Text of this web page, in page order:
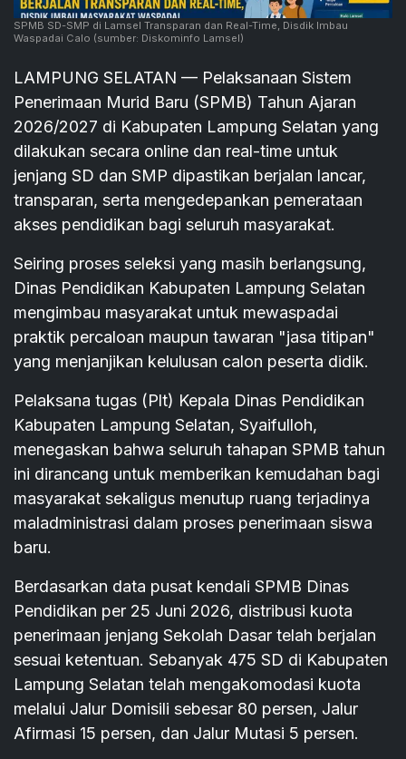
SPMB SD-SMP di Lamsel Transparan dan Real-Time, Disdik Imbau
Waspadai Calo (sumber: Diskominfo Lamsel)
LAMPUNG SELATAN — Pelaksanaan Sistem
Penerimaan Murid Baru (SPMB) Tahun Ajaran
2026/2027 di Kabupaten Lampung Selatan yang
dilakukan secara online dan real-time untuk
jenjang SD dan SMP dipastikan berjalan lancar,
transparan, serta mengedepankan pemerataan
akses pendidikan bagi seluruh masyarakat.
Seiring proses seleksi yang masih berlangsung,
Dinas Pendidikan Kabupaten Lampung Selatan
mengimbau masyarakat untuk mewaspadai
praktik percaloan maupun tawaran "jasa titipan"
yang menjanjikan kelulusan calon peserta didik.
Pelaksana tugas (Plt) Kepala Dinas Pendidikan
Kabupaten Lampung Selatan, Syaifulloh,
menegaskan bahwa seluruh tahapan SPMB tahun
ini dirancang untuk memberikan kemudahan bagi
masyarakat sekaligus menutup ruang terjadinya
maladministrasi dalam proses penerimaan siswa
baru.
Berdasarkan data pusat kendali SPMB Dinas
Pendidikan per 25 Juni 2026, distribusi kuota
penerimaan jenjang Sekolah Dasar telah berjalan
sesuai ketentuan. Sebanyak 475 SD di Kabupaten
Lampung Selatan telah mengakomodasi kuota
melalui Jalur Domisili sebesar 80 persen, Jalur
Afirmasi 15 persen, dan Jalur Mutasi 5 persen.